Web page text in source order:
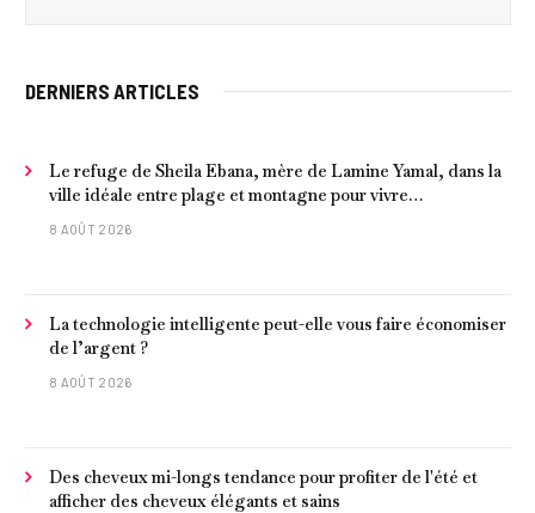
DERNIERS ARTICLES
Le refuge de Sheila Ebana, mère de Lamine Yamal, dans la
ville idéale entre plage et montagne pour vivre
tranquillement près de Barcelone
8 AOÛT 2026
La technologie intelligente peut-elle vous faire économiser
de l’argent ?
8 AOÛT 2026
Des cheveux mi-longs tendance pour profiter de l'été et
afficher des cheveux élégants et sains